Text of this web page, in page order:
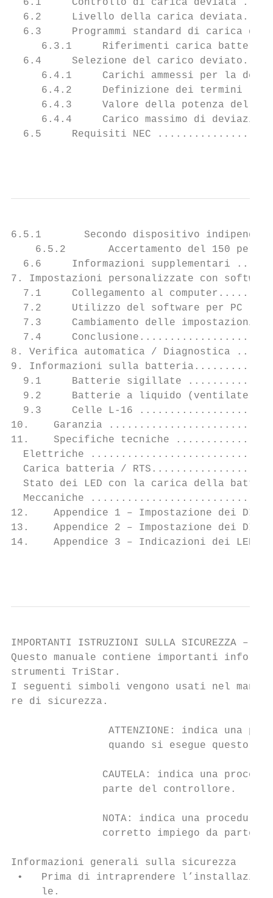
6.1     Controllo di carica deviata
6.2     Livello della carica
6.3     Programmi standard di carica
6.3.1     Riferimenti carica
6.4     Selezione del carico
6.4.1     Carichi ammessi per la
6.4.2     Definizione dei termini
6.4.3     Valore della potenza del
6.4.4     Carico massimo di
6.5     Requisiti NEC
6.5.1       Secondo dispositivo
6.5.2       Accertamento del 150
6.6     Informazioni supplementari
7. Impostazioni personalizzate
7.1     Collegamento al
7.2     Utilizzo del software per PC
7.3     Cambiamento delle
7.4
8. Verifica automatica /
9. Informazioni sulla
9.1     Batterie sigillate
9.2     Batterie a liquido (ventilate)
9.3     Celle L-16
10.    Garanzia
11.    Specifiche tecniche
Elettriche
Carica batteria /
Stato dei LED con la carica della
Meccaniche
12.    Appendice 1 – Impostazione
13.    Appendice 2 – Impostazione dei
14.    Appendice 3 – Indicazioni
IMPORTANTI ISTRUZIONI SULLA SICUREZZA –
Questo manuale contiene importanti
strumenti TriStar.
I seguenti simboli vengono usati nel
re di sicurezza.
ATTENZIONE: indica una
quando si esegue questo
CAUTELA: indica una
               parte del controllore.
NOTA: indica una procedura
corretto impiego da parte
Informazioni generali sulla sicurezza
•   Prima di intraprendere
     le.